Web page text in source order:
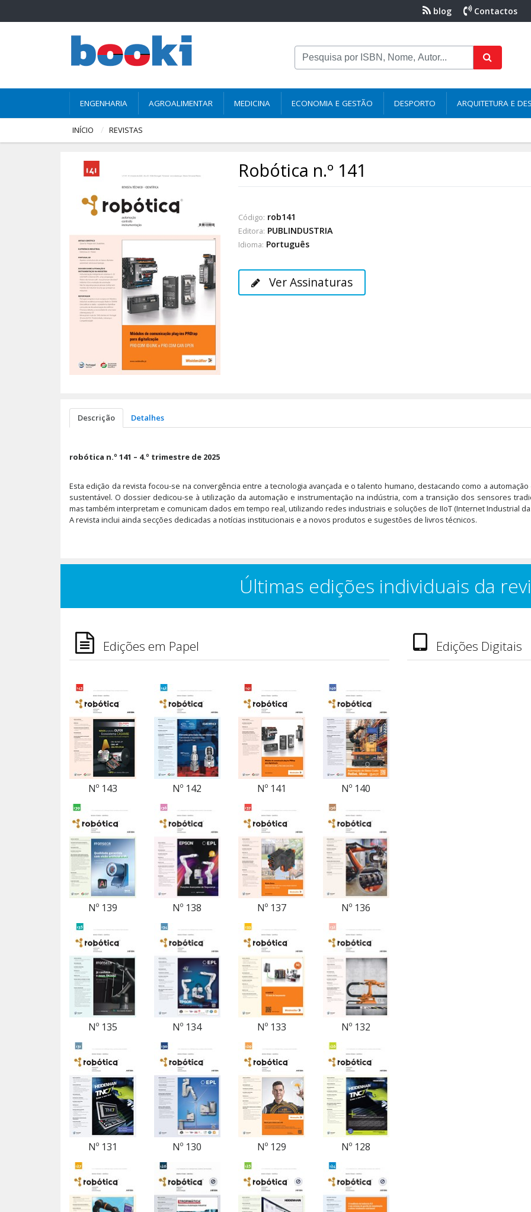
blog Contactos
ENGENHARIA AGROALIMENTAR MEDICINA ECONOMIA E GESTÃO DESPORTO ARQUITETURA E
INÍCIO REVISTAS
Robótica n.º 141
Código: rob141
Editora: PUBLINDUSTRIA
Idioma: Português
Ver Assinaturas
Descrição Detalhes
robótica n.º 141 – 4.º trimestre de 2025
Esta edição da revista focou-se na convergência entre a tecnologia avançada e o talento humano, destacando como a
sustentável. O dossier dedicou-se à utilização da automação e instrumentação na indústria, com a transição dos sensores
mas também interpretam e comunicam dados em tempo real, utilizando redes industriais e soluções de IIoT (Internet Industrial
A revista inclui ainda secções dedicadas a notícias institucionais e a novos produtos e sugestões de livros técnicos.
Últimas edições individuais da
Edições em Papel
Nº 143 Nº 142 Nº 141 Nº 140
Nº 139 Nº 138 Nº 137 Nº 136
Nº 135 Nº 134 Nº 133 Nº 132
Nº 131 Nº 130 Nº 129 Nº 128
Edições Digitais